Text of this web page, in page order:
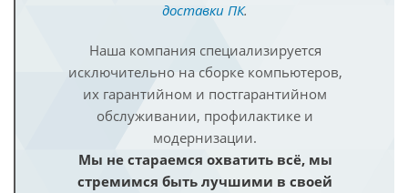
доставки ПК.
Наша компания специализируется
исключительно на сборке компьютеров,
их гарантийном и постгарантийном
обслуживании, профилактике и
модернизации.
Мы не стараемся охватить всё, мы
стремимся быть лучшими в своей